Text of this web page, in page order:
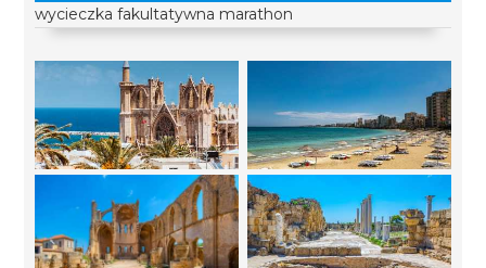
wycieczka fakultatywna marathon